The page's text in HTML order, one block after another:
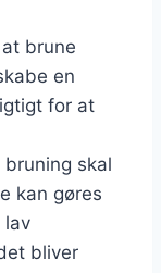
brune
en
for at
bruning skal
kan gøres
lav
bliver